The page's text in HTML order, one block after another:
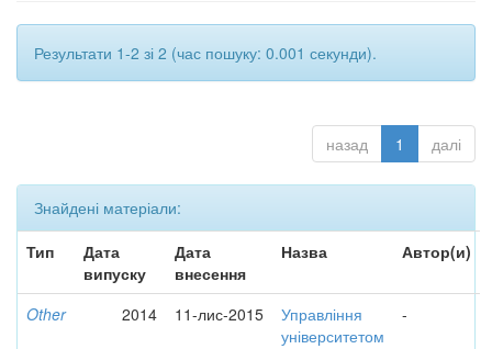
Результати 1-2 зі 2 (час пошуку: 0.001 секунди).
назад 1 далі
Знайдені матеріали:
Тип
Дата
випуску
Дата
внесення
Назва Автор(и)
Other 2014 11-лис-2015
Управління
університетом
-